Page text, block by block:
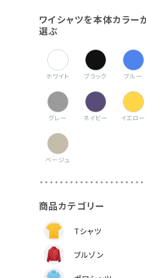
ワイシャツを本体カラー
選ぶ
ホワイト ブラック ブルー
グレー ネイビー イエロー
ベージュ
商品カテゴリー
Tシャツ
ブルゾン